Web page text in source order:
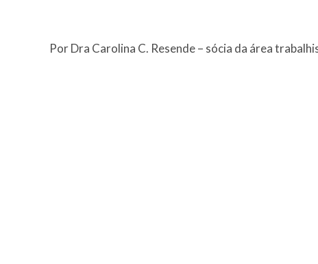
Por Dra Carolina C. Resende – sócia da área